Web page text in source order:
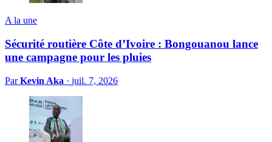
A la une
Sécurité routière Côte d’Ivoire : Bongouanou lance
une campagne pour les pluies
ParKevin Aka · juil. 7, 2026